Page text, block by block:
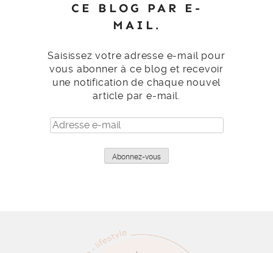
CE BLOG PAR E-
MAIL.
Saisissez votre adresse e-mail pour
vous abonner à ce blog et recevoir
une notification de chaque nouvel
article par e-mail.
Adresse
e-
Abonnez-vous